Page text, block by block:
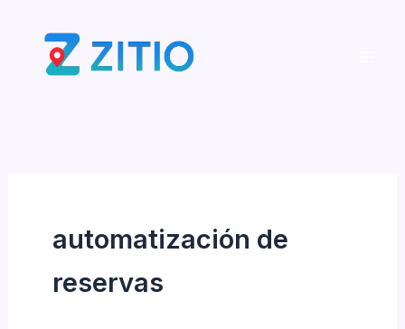
contenido
automatización de
reservas